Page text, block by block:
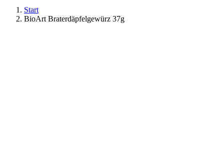
Start
BioArt Braterdäpfelgewürz 37g